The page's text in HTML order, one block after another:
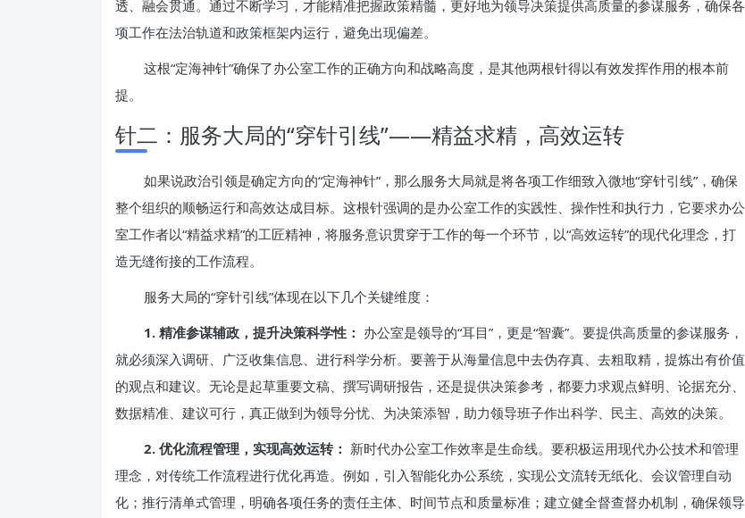
透、融会贯通。通过不断学习，才能精准把握政策精髓，更好地为领导决策提供高质量的参谋服务，确保各
项工作在法治轨道和政策框架内运行，避免出现偏差。
这根“定海神针”确保了办公室工作的正确方向和战略高度，是其他两根针得以有效发挥作用的根本前
提。
针二：服务大局的“穿针引线”——精益求精，高效运转
如果说政治引领是确定方向的“定海神针”，那么服务大局就是将各项工作细致入微地“穿针引线”，确保
整个组织的顺畅运行和高效达成目标。这根针强调的是办公室工作的实践性、操作性和执行力，它要求办公
室工作者以“精益求精”的工匠精神，将服务意识贯穿于工作的每一个环节，以“高效运转”的现代化理念，打
造无缝衔接的工作流程。
服务大局的“穿针引线”体现在以下几个关键维度：
1. 精准参谋辅政，提升决策科学性： 办公室是领导的“耳目”，更是“智囊”。要提供高质量的参谋服务，
就必须深入调研、广泛收集信息、进行科学分析。要善于从海量信息中去伪存真、去粗取精，提炼出有价值
的观点和建议。无论是起草重要文稿、撰写调研报告，还是提供决策参考，都要力求观点鲜明、论据充分、
数据精准、建议可行，真正做到为领导分忧、为决策添智，助力领导班子作出科学、民主、高效的决策。
2. 优化流程管理，实现高效运转： 新时代办公室工作效率是生命线。要积极运用现代办公技术和管理
理念，对传统工作流程进行优化再造。例如，引入智能化办公系统，实现公文流转无纸化、会议管理自动
化；推行清单式管理，明确各项任务的责任主体、时间节点和质量标准；建立健全督查督办机制，确保领导